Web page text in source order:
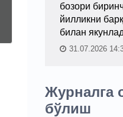
бозори
йилликни
билан
31.07.2026
Журналга
бўлиш